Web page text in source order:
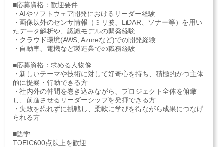
■応募資格：歓迎要件
・AIやソフトウェア開発におけるリーダー経験
・画像以外のセンサ情報（ミリ波、LiDAR、ソナー等）を用い
たデータ解析や、認識モデルの開発経験
・クラウド環境(AWS, Azureなど)での開発経験
・自動車、電機など製造業での職務経験
■応募資格：求める人物像
・新しいテーマや技術に対して好奇心を持ち、積極的かつ主体
的に提案・行動できる方
・社内外の仲間を巻き込みながら、プロジェクト全体を俯瞰
し、前進させるリーダーシップを発揮できる方
・失敗を恐れずに挑戦し、柔軟に学びを得ながら成果につなげ
られる方
■語学
TOEIC600点以上を歓迎